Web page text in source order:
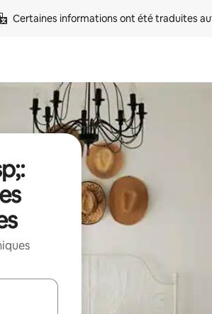
Certaines informations ont été traduites
flèches vers le haut et vers le bas pour les